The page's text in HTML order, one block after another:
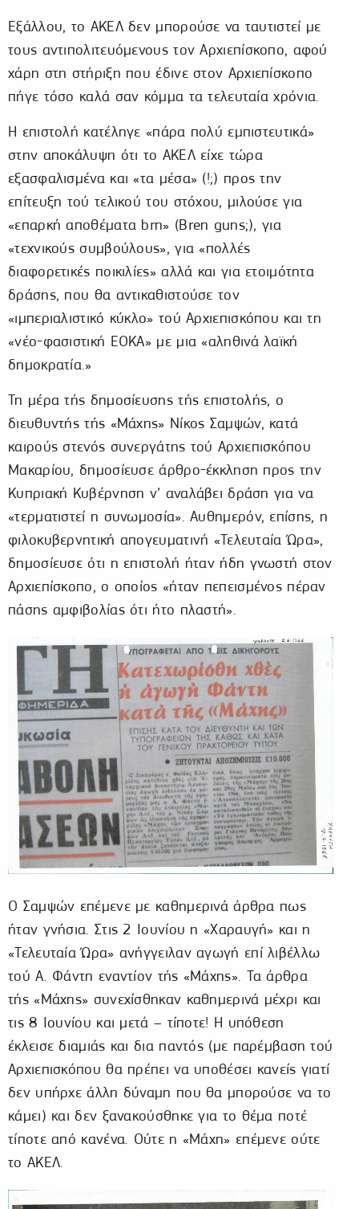
Εξάλλου, το ΑΚΕΛ δεν μπορούσε να ταυτιστεί με
τους αντιπολιτευόμενους τον Αρχιεπίσκοπο, αφού
χάρη στη στήριξη που έδινε στον Αρχιεπίσκοπο
πήγε τόσο καλά σαν κόμμα τα τελευταία χρόνια.
Η επιστολή κατέληγε «πάρα πολύ εμπιστευτικά»
στην αποκάλυψη ότι το ΑΚΕΛ είχε τώρα
εξασφαλισμένα και «τα μέσα» (!;) προς την
επίτευξη τού τελικού του στόχου, μιλούσε για
«επαρκή αποθέματα brn» (Bren guns;), για
«τεχνικούς συμβούλους», για «πολλές
διαφορετικές ποικιλίες» αλλά και για ετοιμότητα
δράσης, που θα αντικαθιστούσε τον
«ιμπεριαλιστικό κύκλο» τού Αρχιεπισκόπου και τη
«νέο-φασιστική ΕΟΚΑ» με μια «αληθινά λαϊκή
δημοκρατία.»
Τη μέρα τής δημοσίευσης τής επιστολής, ο
διευθυντής τής «Μάχης» Νίκος Σαμψών, κατά
καιρούς στενός συνεργάτης τού Αρχιεπισκόπου
Μακαρίου, δημοσίευσε άρθρο-έκκληση προς την
Κυπριακή Κυβέρνηση ν’ αναλάβει δράση για να
«τερματιστεί η συνωμοσία». Αυθημερόν, επίσης, η
φιλοκυβερνητική απογευματινή «Τελευταία Ώρα»,
δημοσίευσε ότι η επιστολή ήταν ήδη γνωστή στον
Αρχιεπίσκοπο, ο οποίος «ήταν πεπεισμένος πέραν
πάσης αμφιβολίας ότι ήτο πλαστή».
Ο Σαμψών επέμενε με καθημερινά άρθρα πως
ήταν γνήσια. Στις 2 Ιουνίου η «Χαραυγή» και η
«Τελευταία Ώρα» ανήγγειλαν αγωγή επί λιβέλλω
τού Α. Φάντη εναντίον τής «Μάχης». Τα άρθρα
τής «Μάχης» συνεχίσθηκαν καθημερινά μέχρι και
τις 8 Ιουνίου και μετά – τίποτε! Η υπόθεση
έκλεισε διαμιάς και δια παντός (με παρέμβαση τού
Αρχιεπισκόπου θα πρέπει να υποθέσει κανείς γιατί
δεν υπήρχε άλλη δύναμη που θα μπορούσε να το
κάμει) και δεν ξανακούσθηκε για το θέμα ποτέ
τίποτε από κανένα. Ούτε η «Μάχη» επέμενε ούτε
το ΑΚΕΛ.